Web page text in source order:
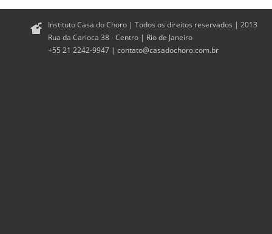
Instituto Casa do Choro | Todos os direitos reservados | 2013
Rua da Carioca 38 - Centro | Rio de Janeiro
+55 21 2242-9947 | contato@casadochoro.com.br